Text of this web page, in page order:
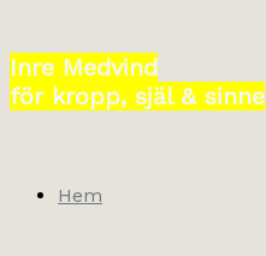
till
innehåll
Inre Medvind
för kropp, själ & sinne
Hem